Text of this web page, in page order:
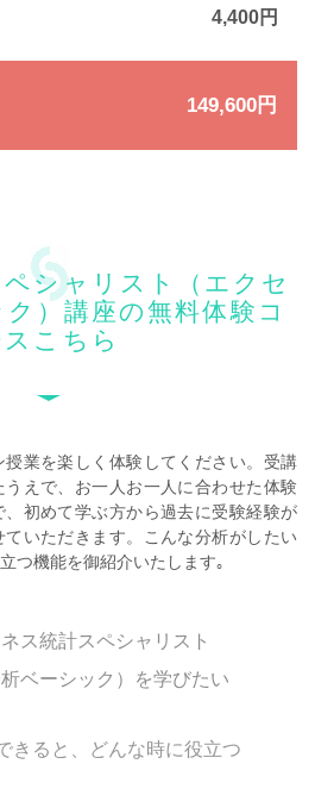
4,400円
149,600円
シャリスト（エクセ
）講座の無料体験コ
スこちら
業を楽しく体験してください。 受講
えで、お一人お一人に合わせた体験
初めて学ぶ方から過去に受験経験が
いただきます。こんな分析がしたい
つ機能を御紹介いたします｡
ス統計スペシャリスト
析ベーシック）を学びたい
きると、どんな時に役立つ